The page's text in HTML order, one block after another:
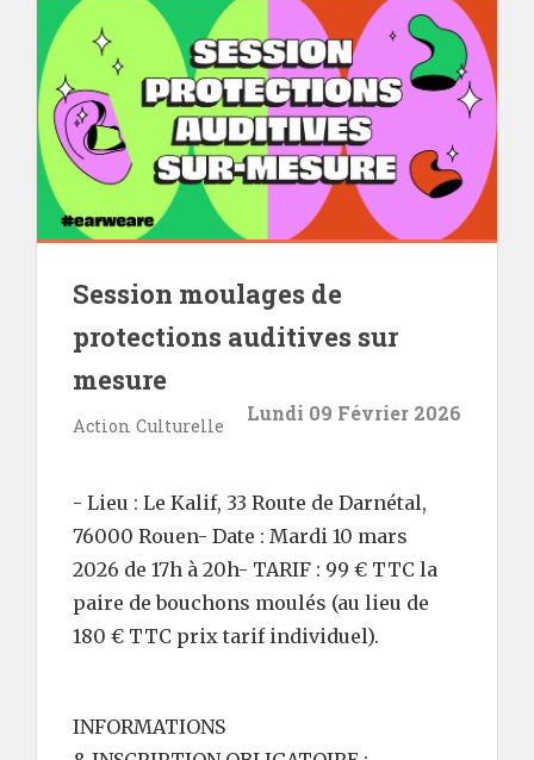
Session moulages de
protections auditives sur
mesure
Action Culturelle
Lundi 09 Février 2026
- Lieu : Le Kalif, 33 Route de Darnétal,
76000 Rouen- Date : Mardi 10 mars
2026 de 17h à 20h- TARIF : 99 € TTC la
paire de bouchons moulés (au lieu de
180 € TTC prix tarif individuel).
INFORMATIONS